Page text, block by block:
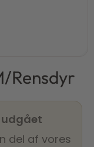
Rensdyr
udgået
del af vores